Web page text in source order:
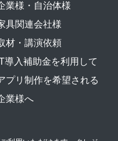
業様・自治体様
具関連会社様
材・講演依頼
導入補助金を利用して
プリ制作を希望される
業様へ